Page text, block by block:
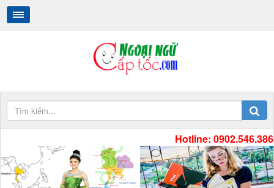
Hotline: 0902.546.386